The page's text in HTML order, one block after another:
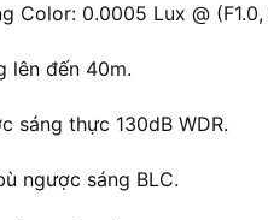
Color: 0.0005 Lux @
lên đến 40m.
sáng thực 130dB WDR.
ngược sáng BLC.